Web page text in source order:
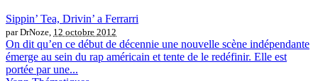
Sippin’ Tea, Drivin’ a Ferrarri
par DrNoze, 12 octobre 2012
On dit qu’en ce début de décennie une nouvelle scène indépendante
émerge au sein du rap américain et tente de le redéfinir. Elle est
portée par une...